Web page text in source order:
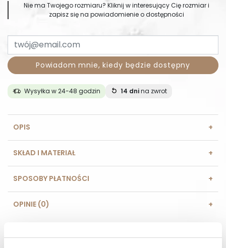
Nie ma Twojego rozmiaru? Kliknij w interesujący Cię rozmiar i
zapisz się na powiadomienie o dostępności
Powiadom mnie, kiedy będzie dostępny
Wysyłka w 24-48 godzin 14 dnina zwrot
OPIS
SKŁAD I MATERIAŁ
SPOSOBY PŁATNOŚCI
OPINIE (0)